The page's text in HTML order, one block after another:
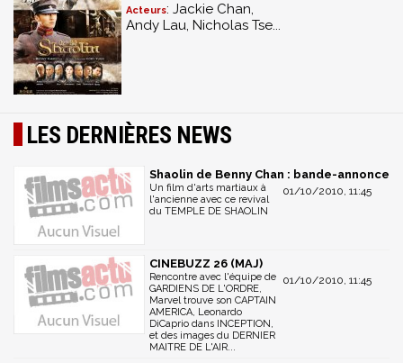
Acteurs: Jackie Chan,
Andy Lau, Nicholas Tse...
LES DERNIÈRES NEWS
Shaolin de Benny Chan : bande-annonce
01/10/2010, 11:45
Un film d'arts martiaux à
l'ancienne avec ce revival
du TEMPLE DE SHAOLIN
CINEBUZZ 26 (MAJ)
01/10/2010, 11:45
Rencontre avec l'équipe de
GARDIENS DE L'ORDRE,
Marvel trouve son CAPTAIN
AMERICA, Leonardo
DiCaprio dans INCEPTION,
et des images du DERNIER
MAITRE DE L'AIR...